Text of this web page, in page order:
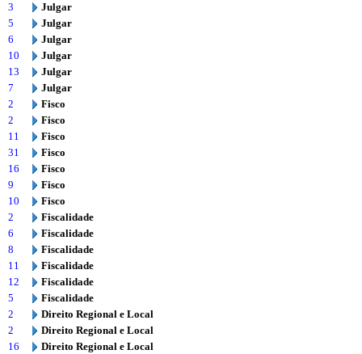
3
Julgar
5
Julgar
6
Julgar
10
Julgar
13
Julgar
7
Julgar
2
Fisco
2
Fisco
11
Fisco
31
Fisco
16
Fisco
9
Fisco
10
Fisco
2
Fiscalidade
6
Fiscalidade
8
Fiscalidade
11
Fiscalidade
12
Fiscalidade
5
Fiscalidade
2
Direito Regional e Local
2
Direito Regional e Local
16
Direito Regional e Local